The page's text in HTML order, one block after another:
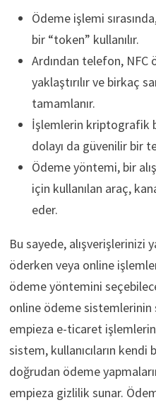
Ödeme işlemi
bir “token” kullanılır.
Ardından telefon, NFC
yaklaştırılır ve birkaç
tamamlanır.
İşlemlerin kriptografik
dolayı da güvenilir bir
Ödeme yöntemi, bir
için kullanılan araç,
eder.
Bu sayede, alışverişlerinizi
öderken veya online
ödeme yöntemini
online ödeme
empieza e-ticaret
sistem, kullanıcıların kendi
doğrudan ödeme
empieza gizlilik sunar.